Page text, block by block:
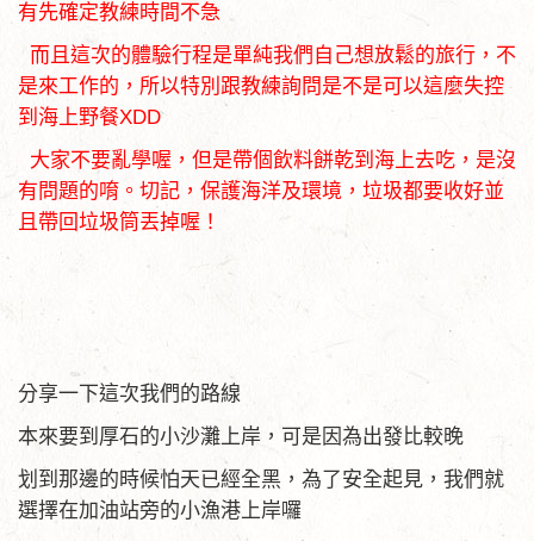
有先確定教練時間不急
而且這次的體驗行程是單純我們自己想放鬆的旅行，不
是來工作的，所以特別跟教練詢問是不是可以這麼失控
到海上野餐XDD
大家不要亂學喔，但是帶個飲料餅乾到海上去吃，是沒
有問題的唷。切記，保護海洋及環境，垃圾都要收好並
且帶回垃圾筒丟掉喔！
分享一下這次我們的路線
本來要到厚石的小沙灘上岸，可是因為出發比較晚
划到那邊的時候怕天已經全黑，為了安全起見，我們就
選擇在加油站旁的小漁港上岸囉